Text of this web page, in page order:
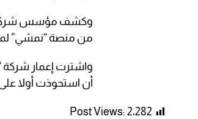
من منصة “نمشي”
أن استحوذت أولا على حصة 51% في 2017 قبل شراء الـ49%
Post Views: 2٬282